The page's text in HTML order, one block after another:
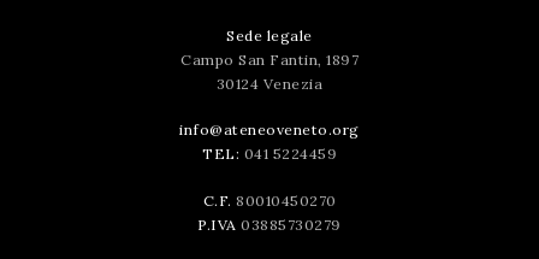
Sede legale
Campo San Fantin, 1897
30124 Venezia
info@ateneoveneto.org
TEL: 041 5224459
C.F. 80010450270
P.IVA 03885730279